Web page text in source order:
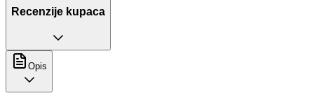
Recenzije kupaca
Opis